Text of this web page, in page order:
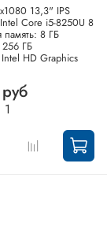
13,3" IPS
Core i5-8250U 8
память: 8 ГБ
256 ГБ
HD Graphics